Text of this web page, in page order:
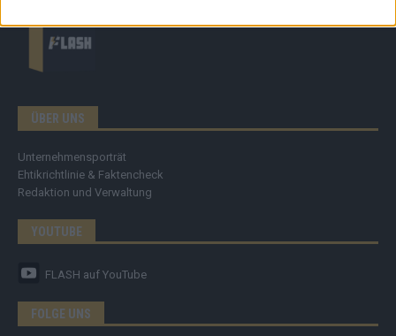
ÜBER UNS
Unternehmensporträt
Ehtikrichtlinie & Faktencheck
Redaktion und Verwaltung
YOUTUBE
FLASH auf YouTube
FOLGE UNS